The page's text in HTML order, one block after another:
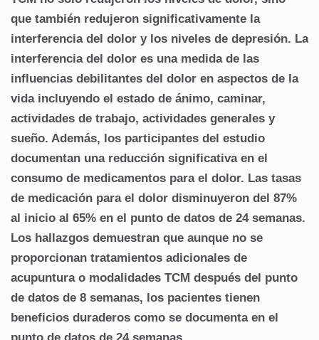
que también redujeron significativamente la
interferencia del dolor y los niveles de depresión. La
interferencia del dolor es una medida de las
influencias debilitantes del dolor en aspectos de la
vida incluyendo el estado de ánimo, caminar,
actividades de trabajo, actividades generales y
sueño. Además, los participantes del estudio
documentan una reducción significativa en el
consumo de medicamentos para el dolor. Las tasas
de medicación para el dolor disminuyeron del 87%
al inicio al 65% en el punto de datos de 24 semanas.
Los hallazgos demuestran que aunque no se
proporcionan tratamientos adicionales de
acupuntura o modalidades TCM después del punto
de datos de 8 semanas, los pacientes tienen
beneficios duraderos como se documenta en el
punto de datos de 24 semanas.